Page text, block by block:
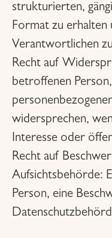
strukturierten,
Format zu erhalten
Verantwortlichen
Recht auf
betroffenen
widersprechen,
Interesse oder
Recht auf
Aufsichtsbehörde:
Person, eine